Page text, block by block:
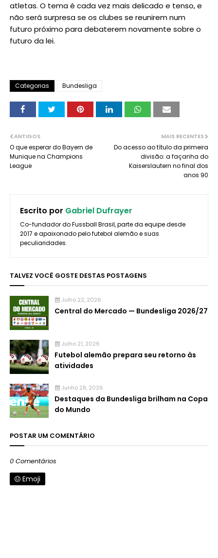
atletas. O tema é cada vez mais delicado e tenso, e
não será surpresa se os clubes se reunirem num
futuro próximo para debaterem novamente sobre o
futuro da lei.
Categorias Bundesliga
MAIS RECENTES
Do acesso ao título da primeira
divisão: a façanha do
Kaiserslautern no final dos
anos 90
ANTIGOS
O que esperar do Bayern de
Munique na Champions
League
Escrito por Gabriel Dufrayer
Co-fundador do Fussball Brasil, parte da equipe desde
2017 e apaixonado pelo futebol alemão e suas
peculiaridades.
TALVEZ VOCÊ GOSTE DESTAS POSTAGENS
Julho 22, 2026
Central do Mercado — Bundesliga 2026/27
Julho 21, 2026
Futebol alemão prepara seu retorno às
atividades
Junho 28, 2026
Destaques da Bundesliga brilham na Copa
do Mundo
POSTAR UM COMENTÁRIO
0 Comentários
Emoji